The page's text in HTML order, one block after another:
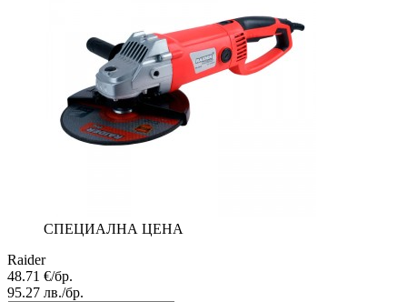
СПЕЦИАЛНА ЦЕНА
Raider
48.71 €/бр.
95.27 лв./бр.